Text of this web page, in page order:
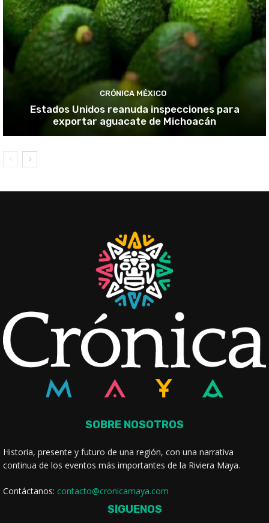
CRÓNICA MÉXICO
Estados Unidos reanuda inspecciones para
exportar aguacate de Michoacán
SOBRE NOSOTROS
Historia, presente y futuro de una región, con una narrativa
continua de los eventos más importantes de la Riviera Maya.
Contáctanos: contacto@cronicamaya.com
SÍGUENOS